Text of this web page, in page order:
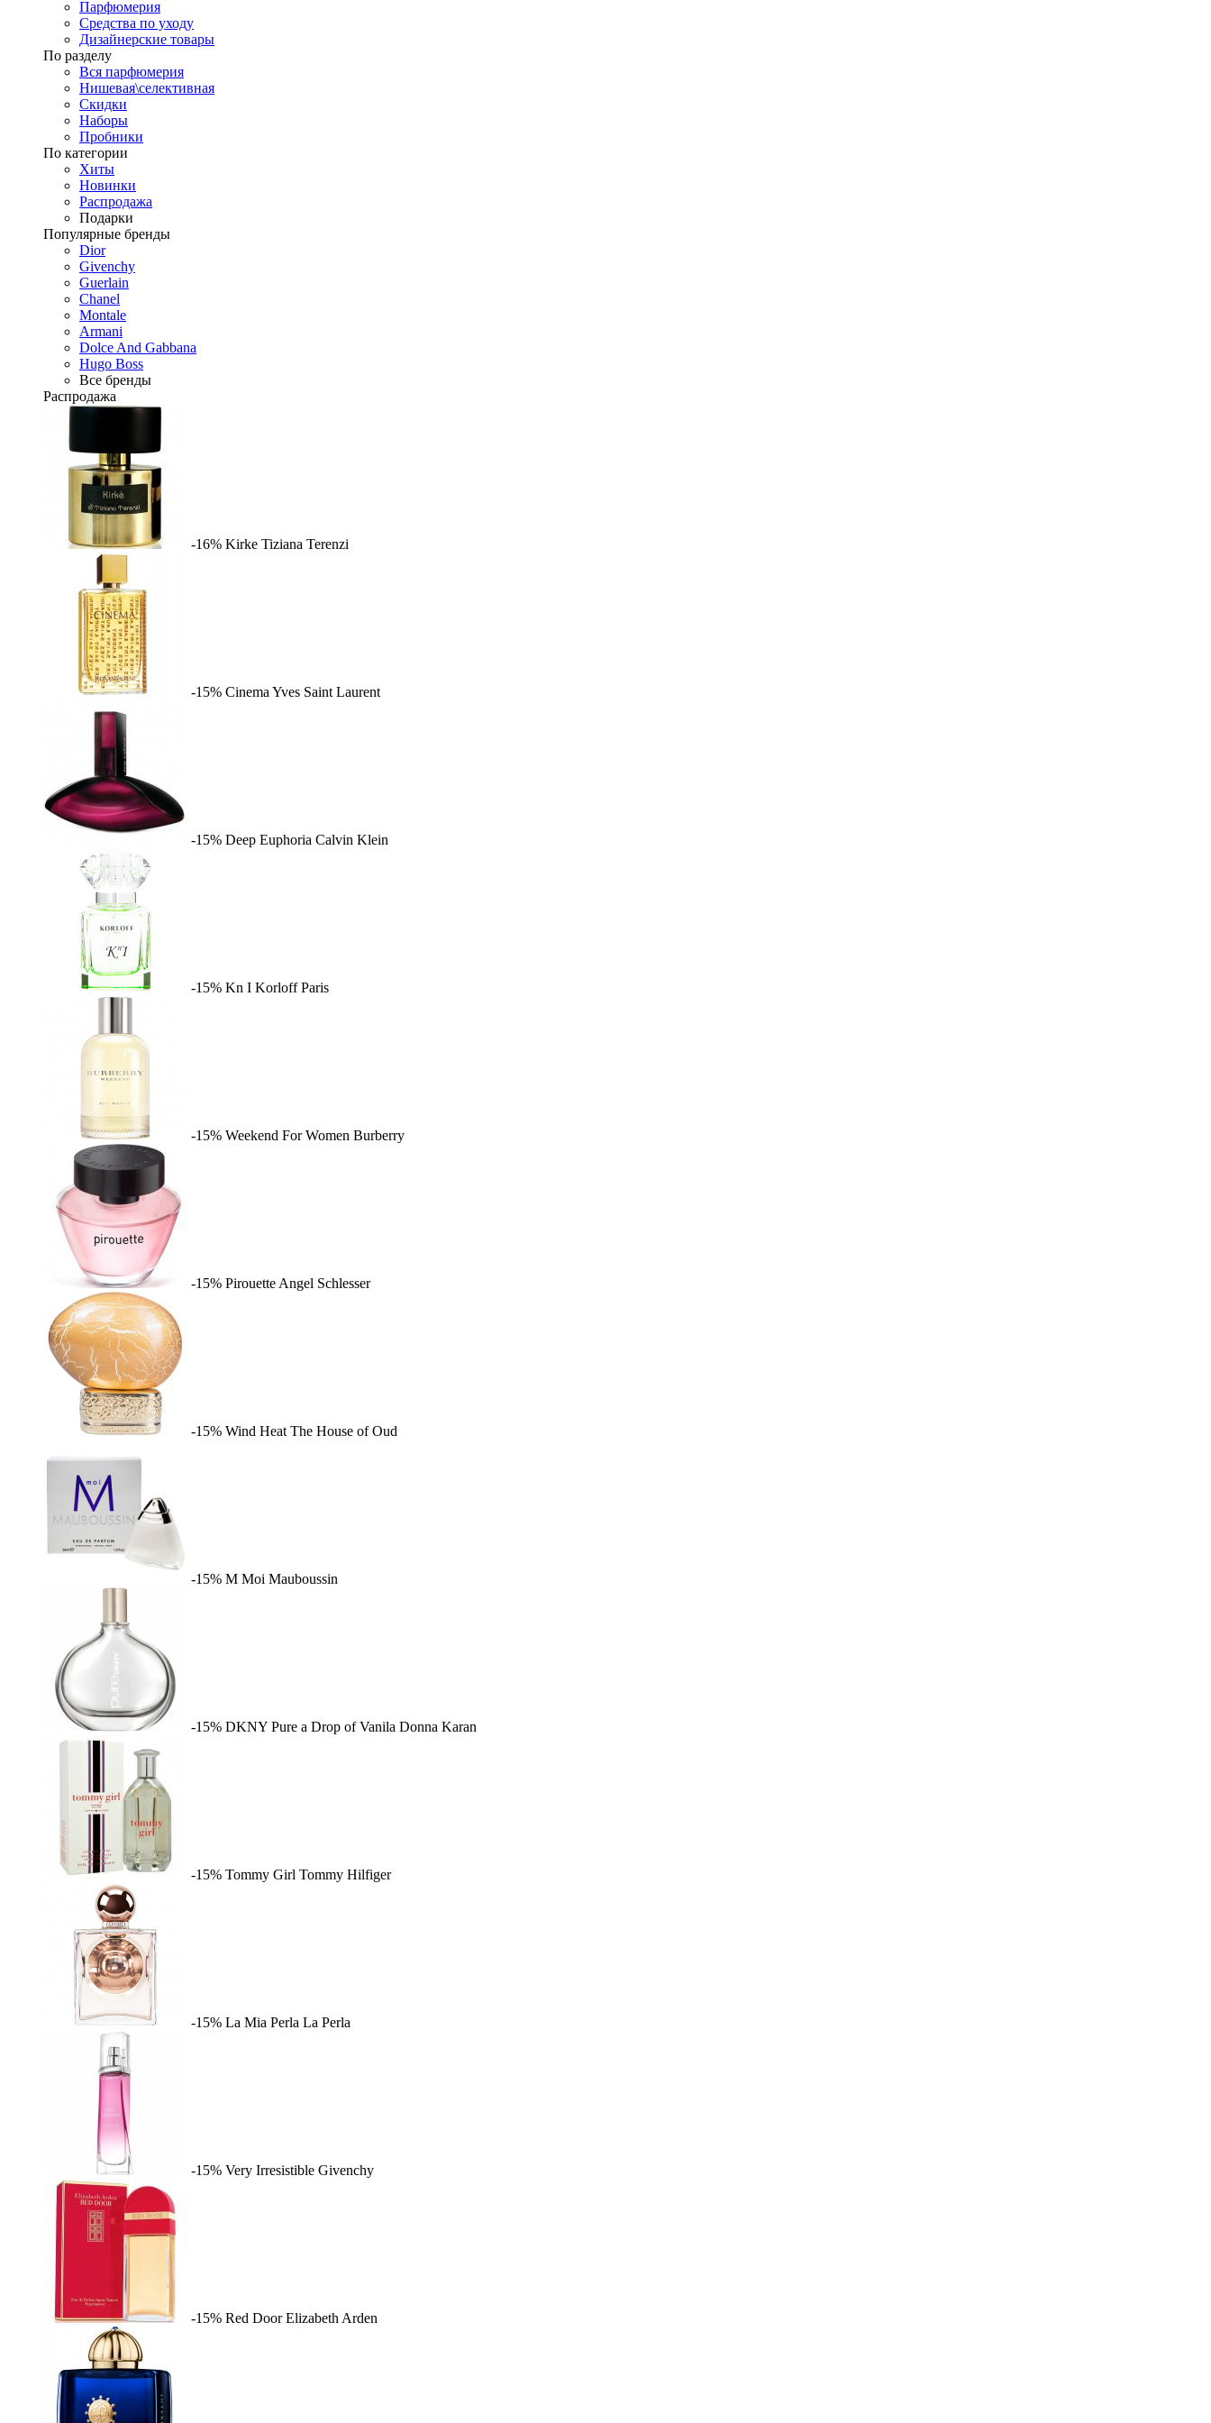
Парфюмерия
Средства по уходу
Дизайнерские товары
По разделу
Вся парфюмерия
Нишевая\селективная
Скидки
Наборы
Пробники
По категории
Хиты
Новинки
Распродажа
Подарки
Популярные бренды
Dior
Givenchy
Guerlain
Chanel
Montale
Armani
Dolce And Gabbana
Hugo Boss
Все бренды
Распродажа
-16% Kirke Tiziana Terenzi
-15% Cinema Yves Saint Laurent
-15% Deep Euphoria Calvin Klein
-15% Kn I Korloff Paris
-15% Weekend For Women Burberry
-15% Pirouette Angel Schlesser
-15% Wind Heat The House of Oud
-15% M Moi Mauboussin
-15% DKNY Pure a Drop of Vanila Donna Karan
-15% Tommy Girl Tommy Hilfiger
-15% La Mia Perla La Perla
-15% Very Irresistible Givenchy
-15% Red Door Elizabeth Arden